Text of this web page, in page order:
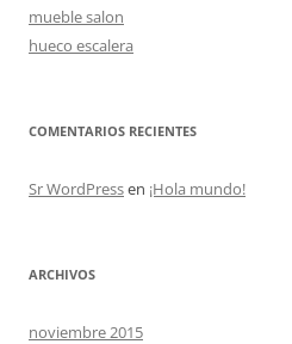
mueble salon
hueco escalera
COMENTARIOS RECIENTES
Sr WordPressen ¡Hola mundo!
ARCHIVOS
noviembre 2015